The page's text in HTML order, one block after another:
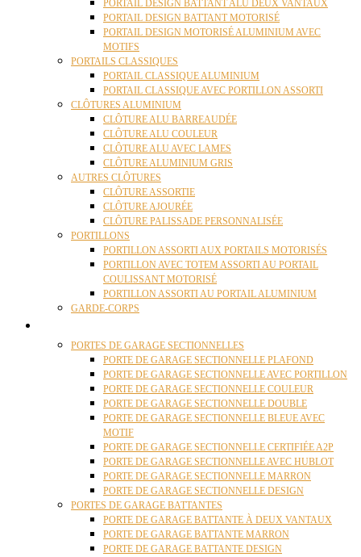
PORTAIL DESIGN BATTANT ALU DEUX VANTAUX
PORTAIL DESIGN BATTANT MOTORISÉ
PORTAIL DESIGN MOTORISÉ ALUMINIUM AVEC
MOTIFS
PORTAILS CLASSIQUES
PORTAIL CLASSIQUE ALUMINIUM
PORTAIL CLASSIQUE AVEC PORTILLON ASSORTI
CLÔTURES ALUMINIUM
CLÔTURE ALU BARREAUDÉE
CLÔTURE ALU COULEUR
CLÔTURE ALU AVEC LAMES
CLÔTURE ALUMINIUM GRIS
AUTRES CLÔTURES
CLÔTURE ASSORTIE
CLÔTURE AJOURÉE
CLÔTURE PALISSADE PERSONNALISÉE
PORTILLONS
PORTILLON ASSORTI AUX PORTAILS MOTORISÉS
PORTILLON AVEC TOTEM ASSORTI AU PORTAIL
COULISSANT MOTORISÉ
PORTILLON ASSORTI AU PORTAIL ALUMINIUM
GARDE-CORPS
PORTES DE GARAGE SECTIONNELLES
PORTE DE GARAGE SECTIONNELLE PLAFOND
PORTE DE GARAGE SECTIONNELLE AVEC PORTILLON
PORTE DE GARAGE SECTIONNELLE COULEUR
PORTE DE GARAGE SECTIONNELLE DOUBLE
PORTE DE GARAGE SECTIONNELLE BLEUE AVEC
MOTIF
PORTE DE GARAGE SECTIONNELLE CERTIFIÉE A2P
PORTE DE GARAGE SECTIONNELLE AVEC HUBLOT
PORTE DE GARAGE SECTIONNELLE MARRON
PORTE DE GARAGE SECTIONNELLE DESIGN
PORTES DE GARAGE BATTANTES
PORTE DE GARAGE BATTANTE À DEUX VANTAUX
PORTE DE GARAGE BATTANTE MARRON
PORTE DE GARAGE BATTANTE DESIGN